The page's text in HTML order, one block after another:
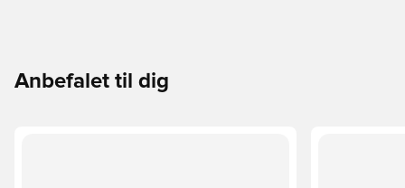
Anbefalet til dig